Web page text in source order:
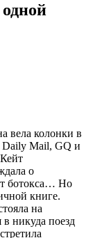
вела колонки в
Daily Mail, GQ и
о
ботокса… Но
книге.
на
в никуда поезд